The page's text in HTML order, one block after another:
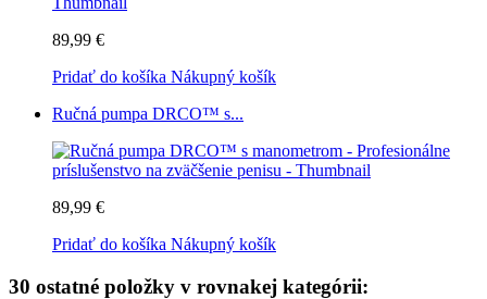
89,99 €
Pridať do košíka Nákupný košík
Ručná pumpa DRCO™ s...
89,99 €
Pridať do košíka Nákupný košík
30 ostatné položky v rovnakej kategórii: